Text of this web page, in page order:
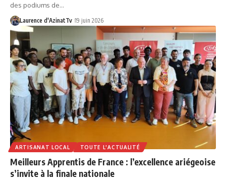
des podiums de…
Laurence d'AzinatTv 19 juin 2026
ARTISANAT LOCAL TOUTE L'ACTUALITÉ
Meilleurs Apprentis de France : l’excellence ariégeoise
s’invite à la finale nationale